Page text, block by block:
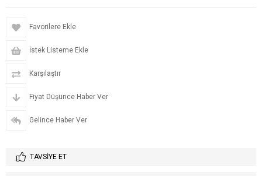
Favorilere Ekle
İstek Listeme Ekle
Karşılaştır
Fiyat Düşünce Haber Ver
Gelince Haber Ver
TAVSIYE ET